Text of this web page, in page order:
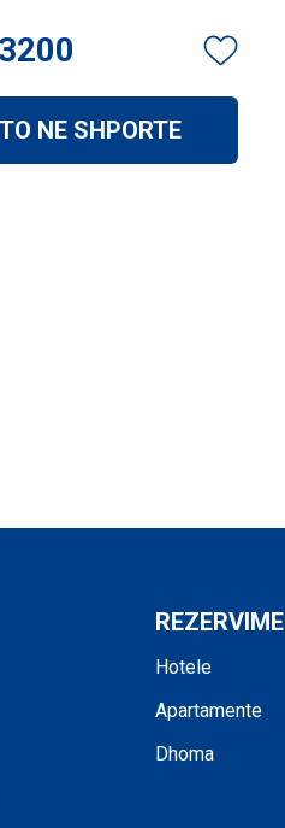
NE SHPORTE
REZERVIME
Hotele
Apartamente
Dhoma